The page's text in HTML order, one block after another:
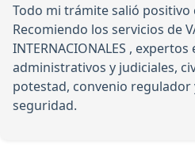
Todo mi trámite salió positivo
Recomiendo los servicios de
INTERNACIONALES ,
administrativos y judiciales,
potestad, convenio regulador
seguridad.